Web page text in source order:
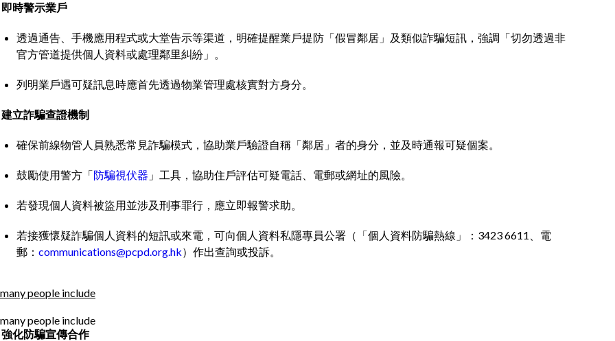
時警示業戶
透過通告、手機應用程式或大堂告示等渠道，明確提醒業戶提防「假冒鄰居」及類似詐騙短訊，強調「切勿透過非
官方管道提供個人資料或處理鄰里糾紛」。
​​列明業戶遇可疑訊息時應首先透過物業管理處核實對方身分。
立詐騙查證機制
確保前線物管人員熟悉常見詐騙模式，協助業戶驗證自稱「鄰居」者的身分，並及時通報可疑個案。
鼓勵使用警方「防騙視伏器 」工具，協助住戶評估可疑電話、電郵或網址的風險。
若發現個人資料被盜用並涉及刑事罪行，應立即報警求助。
若接獲懷疑詐騙個人資料的短訊或來電，可向個人資料私隱專員公署（「個人資料防騙熱線」：3423 6611、電
郵： communications@pcpd.org.hk）作出查詢或投訴。
化防騙宣傳合作